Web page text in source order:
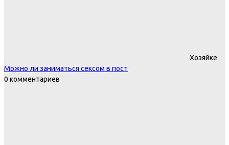
Хозяйке
Можно ли заниматься сексом в пост
0 комментариев